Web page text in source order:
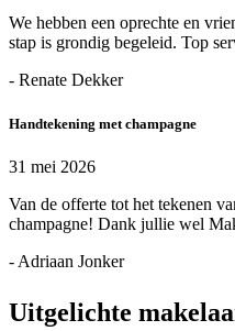
We hebben een oprechte en
stap is grondig begeleid. Top
- Renate Dekker
Handtekening met champagne
31 mei 2026
Van de offerte tot het tekenen
champagne! Dank jullie wel
- Adriaan Jonker
Uitgelichte